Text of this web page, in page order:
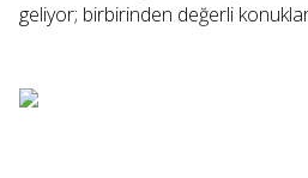
geliyor; birbirinden değerli